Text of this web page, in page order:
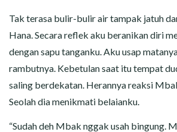
Tak terasa bulir-bulir air tampak jatuh
Hana. Secara reflek aku beranikan diri
dengan sapu tanganku. Aku usap
rambutnya. Kebetulan saat itu tempat
saling berdekatan. Herannya reaksi
Seolah dia menikmati belaianku.
“Sudah deh Mbak nggak usah bingung.